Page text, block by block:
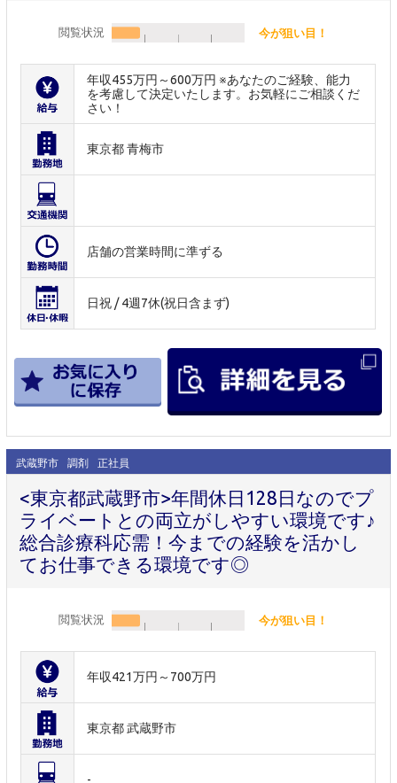
閲覧状況 今が狙い目！
年収455万円～600万円 ※あなたのご経験、能力
を考慮して決定いたします。お気軽にご相談くだ
さい！
東京都 青梅市
店舗の営業時間に準ずる
日祝 / 4週7休(祝日含まず)
武蔵野市 調剤 正社員
<東京都武蔵野市>年間休日128日なのでプ
ライベートとの両立がしやすい環境です♪
総合診療科応需！今までの経験を活かし
てお仕事できる環境です◎
閲覧状況 今が狙い目！
年収421万円～700万円
東京都 武蔵野市
-